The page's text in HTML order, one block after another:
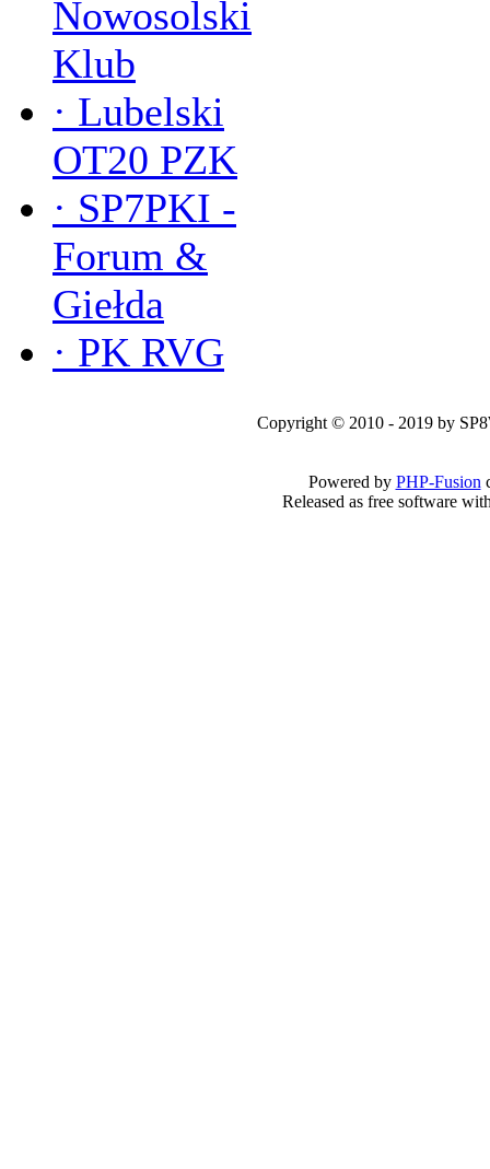
Nowosolski
Klub
· Lubelski
OT20 PZK
· SP7PKI -
Forum &
Giełda
· PK RVG
Copyright © 2010 - 2019 by
Powered by PHP-Fusion
Released as free software